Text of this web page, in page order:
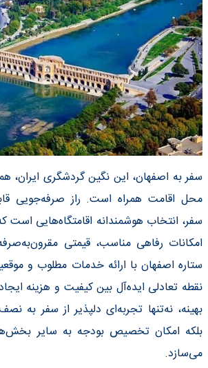
سفر به اصفهان، این نگین گردشگری ایران،
محل اقامت همراه است. راز صرفه‌جویی
سفر، انتخاب هوشمندانه اقامتگاه‌هایی است
امکانات رفاهی مناسب، قیمتی
ستاره اصفهان با ارائه خدمات مطلوب و
نقطه تعادلی ایده‌آل بین کیفیت و هزینه
بهینه، نه‌تنها تجربه‌ای دلپذیر از سفر به
بلکه امکان تخصیص بودجه به سایر
می‌سازد.